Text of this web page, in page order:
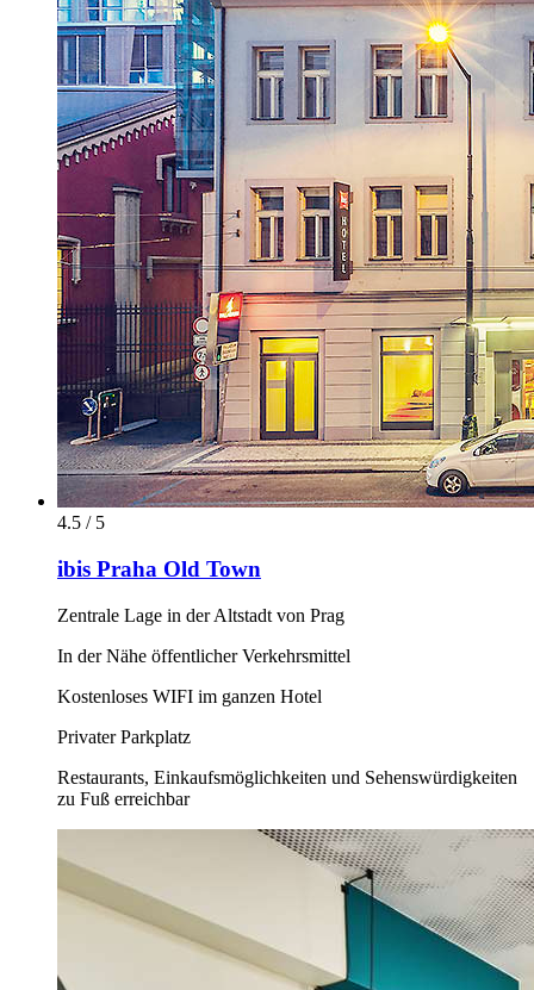
4.5 / 5
ibis Praha Old Town
Zentrale Lage in der Altstadt von Prag
In der Nähe öffentlicher Verkehrsmittel
Kostenloses WIFI im ganzen Hotel
Privater Parkplatz
Restaurants, Einkaufsmöglichkeiten und Sehenswürdigkeiten
zu Fuß erreichbar